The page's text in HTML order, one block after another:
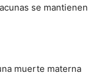
se mantienen
muerte materna